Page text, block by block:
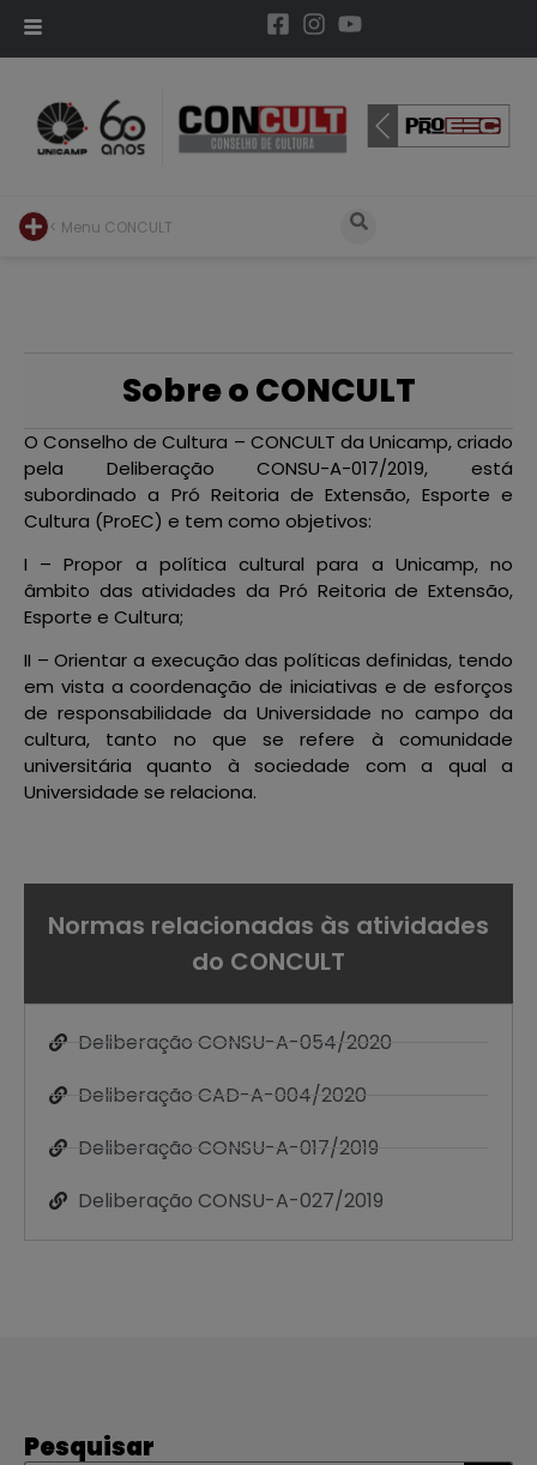
< Menu CONCULT
Sobre o CONCULT
O Conselho de Cultura – CONCULT da Unicamp, criado
pela Deliberação CONSU-A-017/2019, está
subordinado a Pró Reitoria de Extensão, Esporte e
Cultura (ProEC) e tem como objetivos:
I – Propor a política cultural para a Unicamp, no
âmbito das atividades da Pró Reitoria de Extensão,
Esporte e Cultura;
II – Orientar a execução das políticas definidas, tendo
em vista a coordenação de iniciativas e de esforços
de responsabilidade da Universidade no campo da
cultura, tanto no que se refere à comunidade
universitária quanto à sociedade com a qual a
Universidade se relaciona.
Normas relacionadas às atividades
do CONCULT
Deliberação CONSU-A-054/2020
Deliberação CAD-A-004/2020
Deliberação CONSU-A-017/2019
Deliberação CONSU-A-027/2019
Pesquisar